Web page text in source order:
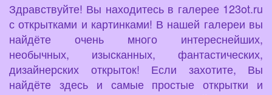
Здравствуйте! Вы находитесь в галерее 123ot.ru
с открытками и картинками! В нашей галереи вы
найдёте очень много интереснейших,
необычных, изысканных, фантастических,
дизайнерских открыток! Если захотите, Вы
найдёте здесь и самые простые открытки и